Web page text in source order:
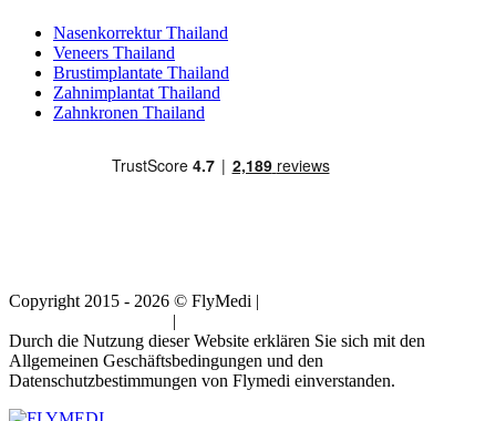
Nasenkorrektur Thailand
Veneers Thailand
Brustimplantate Thailand
Zahnimplantat Thailand
Zahnkronen Thailand
Copyright 2015 - 2026 © FlyMedi |
|
Durch die Nutzung dieser Website erklären Sie sich mit den
Allgemeinen Geschäftsbedingungen und den
Datenschutzbestimmungen von Flymedi einverstanden.